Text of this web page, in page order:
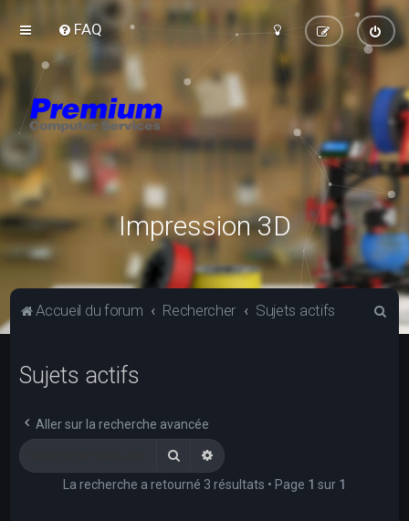
FAQ
Impression 3D
Accueil du forum Rechercher Sujets actifs
Sujets actifs
Aller sur la recherche avancée
RechercherRecherche avancée
La recherche a retourné 3 résultats • Page 1 sur 1